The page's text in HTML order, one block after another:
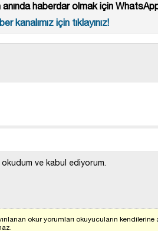
haberdar olmak için
kanalımız için tıklayınız!
okudum ve kabul ediyorum.
okur yorumları okuyucuların